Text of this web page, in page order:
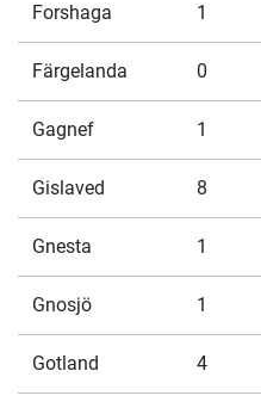
Forshaga 1
Färgelanda 0
Gagnef 1
Gislaved 8
Gnesta 1
Gnosjö 1
Gotland 4